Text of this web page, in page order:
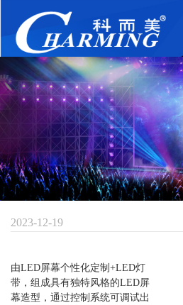
松岗3+3电音派对
2023-12-19
由LED屏幕个性化定制+LED灯
带，组成具有独特风格的LED屏
幕造型，通过控制系统可调试出